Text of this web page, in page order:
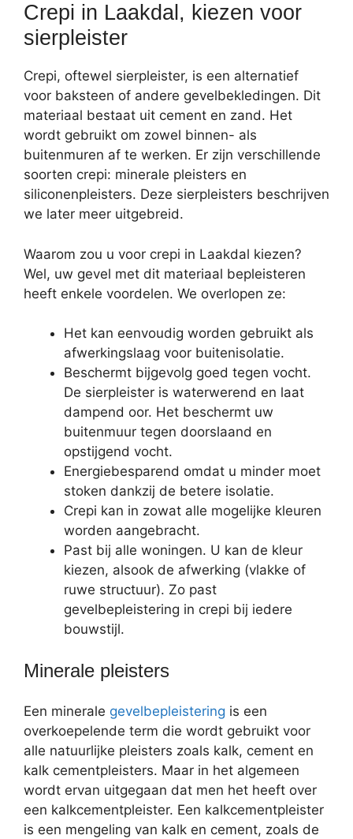
Crepi in Laakdal, kiezen voor
sierpleister
Crepi, oftewel sierpleister, is een alternatief
voor baksteen of andere gevelbekledingen. Dit
materiaal bestaat uit cement en zand. Het
wordt gebruikt om zowel binnen- als
buitenmuren af te werken. Er zijn verschillende
soorten crepi: minerale pleisters en
siliconenpleisters. Deze sierpleisters beschrijven
we later meer uitgebreid.
Waarom zou u voor crepi in Laakdal kiezen?
Wel, uw gevel met dit materiaal bepleisteren
heeft enkele voordelen. We overlopen ze:
Het kan eenvoudig worden gebruikt als
afwerkingslaag voor buitenisolatie.
Beschermt bijgevolg goed tegen vocht.
De sierpleister is waterwerend en laat
dampend oor. Het beschermt uw
buitenmuur tegen doorslaand en
opstijgend vocht.
Energiebesparend omdat u minder moet
stoken dankzij de betere isolatie.
Crepi kan in zowat alle mogelijke kleuren
worden aangebracht.
Past bij alle woningen. U kan de kleur
kiezen, alsook de afwerking (vlakke of
ruwe structuur). Zo past
gevelbepleistering in crepi bij iedere
bouwstijl.
Minerale pleisters
Een minerale gevelbepleistering is een
overkoepelende term die wordt gebruikt voor
alle natuurlijke pleisters zoals kalk, cement en
kalk cementpleisters. Maar in het algemeen
wordt ervan uitgegaan dat men het heeft over
een kalkcementpleister. Een kalkcementpleister
is een mengeling van kalk en cement, zoals de